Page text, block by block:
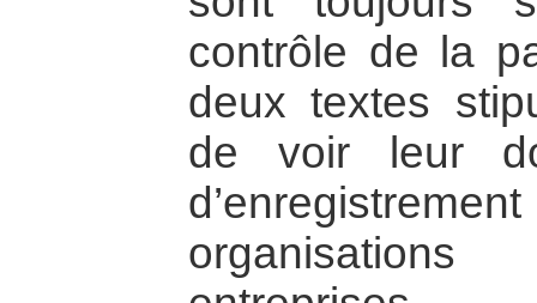
contrôle de la
deux textes
de voir leur